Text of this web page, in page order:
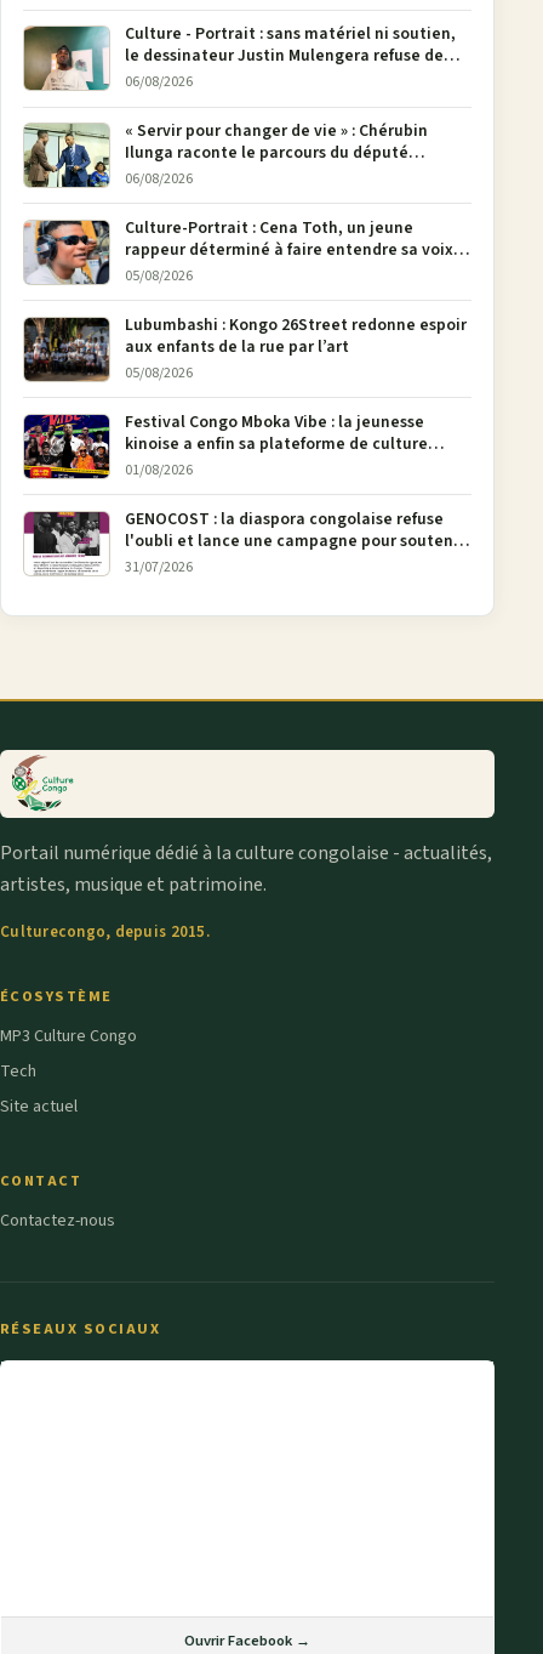
Culture - Portrait : sans matériel ni soutien,
le dessinateur Justin Mulengera refuse de
poser son crayon
06/08/2026
« Servir pour changer de vie » : Chérubin
Ilunga raconte le parcours du député
national Jethro Muyombi Tshimbu en 137
06/08/2026
Culture-Portrait : Cena Toth, un jeune
rappeur déterminé à faire entendre sa voix à
Bunia
05/08/2026
Lubumbashi : Kongo 26Street redonne espoir
aux enfants de la rue par l’art
05/08/2026
Festival Congo Mboka Vibe : la jeunesse
kinoise a enfin sa plateforme de culture
urbaine
01/08/2026
GENOCOST : la diaspora congolaise refuse
l'oubli et lance une campagne pour soutenir
la pétition FONAREV depuis Bruxelles
31/07/2026
Portail numérique dédié à la culture congolaise - actualités,
artistes, musique et patrimoine.
Culturecongo, depuis 2015.
ÉCOSYSTÈME
MP3 Culture Congo
Tech
Site actuel
CONTACT
Contactez-nous
RÉSEAUX SOCIAUX
Ouvrir Facebook →